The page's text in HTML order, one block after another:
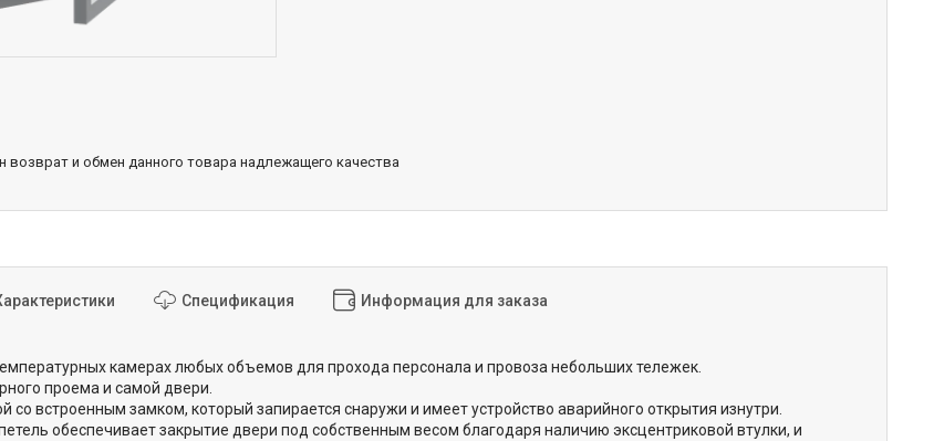
возврат и обмен данного товара надлежащего качества
Спецификация Информация для заказа
камерах любых объемов для прохода персонала и провоза небольших тележек.
проема и самой двери.
со встроенным замком, который запирается снаружи и имеет устройство аварийного открытия изнутри.
обеспечивает закрытие двери под собственным весом благодаря наличию эксцентриковой втулки, и